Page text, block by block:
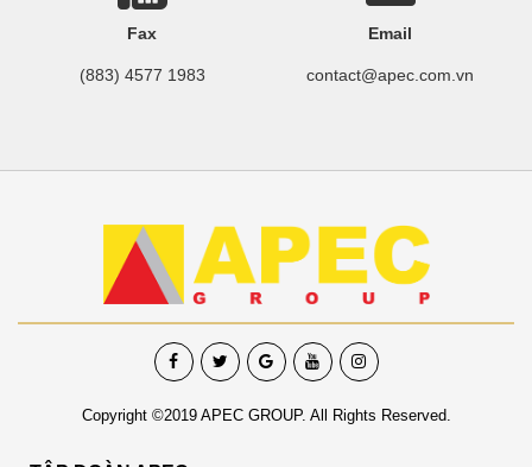
Fax
(883) 4577 1983
Email
contact@apec.com.vn
Copyright ©2019 APEC GROUP. All Rights Reserved.